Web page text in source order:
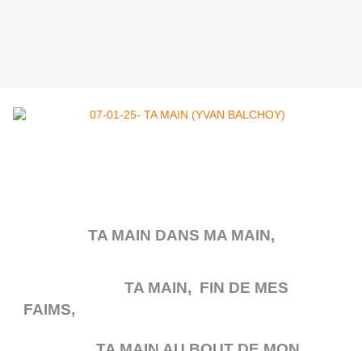
TA MAIN DANS MA MAIN,
TA MAIN, FIN DE MES
FAIMS,